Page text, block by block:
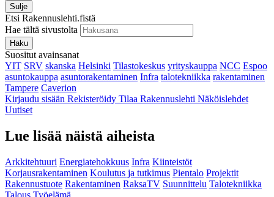
Sulje
Etsi Rakennuslehti.fistä
Hae tältä sivustolta
Haku
Suositut avainsanat
YIT SRV skanska Helsinki Tilastokeskus yrityskauppa NCC Espoo
asuntokauppa asuntorakentaminen Infra talotekniikka rakentaminen
Tampere Caverion
Kirjaudu sisään Rekisteröidy Tilaa Rakennuslehti Näköislehdet
Uutiset
Lue lisää näistä aiheista
Arkkitehtuuri Energiatehokkuus Infra Kiinteistöt
Korjausrakentaminen Koulutus ja tutkimus Pientalo Projektit
Rakennustuote Rakentaminen RaksaTV Suunnittelu Talotekniikka
Talous Työelämä